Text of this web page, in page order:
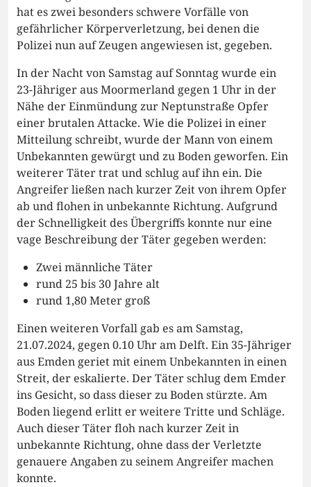
hat es zwei besonders schwere Vorfälle von
gefährlicher Körperverletzung, bei denen die
Polizei nun auf Zeugen angewiesen ist, gegeben.
In der Nacht von Samstag auf Sonntag wurde ein
23-Jähriger aus Moormerland gegen 1 Uhr in der
Nähe der Einmündung zur Neptunstraße Opfer
einer brutalen Attacke. Wie die Polizei in einer
Mitteilung schreibt, wurde der Mann von einem
Unbekannten gewürgt und zu Boden geworfen. Ein
weiterer Täter trat und schlug auf ihn ein. Die
Angreifer ließen nach kurzer Zeit von ihrem Opfer
ab und flohen in unbekannte Richtung. Aufgrund
der Schnelligkeit des Übergriffs konnte nur eine
vage Beschreibung der Täter gegeben werden:
Zwei männliche Täter
rund 25 bis 30 Jahre alt
rund 1,80 Meter groß
Einen weiteren Vorfall gab es am Samstag,
21.07.2024, gegen 0.10 Uhr am Delft. Ein 35-Jähriger
aus Emden geriet mit einem Unbekannten in einen
Streit, der eskalierte. Der Täter schlug dem Emder
ins Gesicht, so dass dieser zu Boden stürzte. Am
Boden liegend erlitt er weitere Tritte und Schläge.
Auch dieser Täter floh nach kurzer Zeit in
unbekannte Richtung, ohne dass der Verletzte
genauere Angaben zu seinem Angreifer machen
konnte.